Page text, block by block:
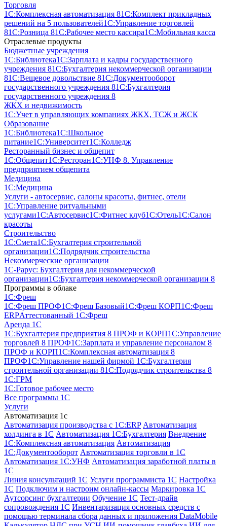
Торговля
1С:Комплексная автоматизация 81С:Комплект прикладных
решений на 5 пользователей1С:Управление торговлей
81С:Розница 81С:Рабочее место кассира1С:Мобильная касса
Отраслевые продукты
Бюджетные учреждения
1С:Библиотека1С:Зарплата и кадры государственного
учреждения 81С:Бухгалтерия некоммерческой организации
81С:Вещевое довольствие 81С:Документооборот
государственного учреждения 81С:Бухгалтерия
государственного учреждения 8
ЖКХ и недвижимость
1С:Учет в управляющих компаниях ЖКХ, ТСЖ и ЖСК
Образование
1С:Библиотека1С:Школьное
питание1С:Университет1С:Колледж
Ресторанный бизнес и общепит
1С:Общепит1С:Ресторан1С:УНФ 8. Управление
предприятием общепита
Медицина
1С:Медицина
Услуги - автосервис, cалоны красоты, фитнес, отели
1С:Управление ритуальными
услугами1С:Автосервис1С:Фитнес клуб1С:Отель1С:Салон
красоты
Строительство
1С:Смета1С:Бухгалтерия строительной
организации1С:Подрядчик строительства
Некоммерческие организации
1С-Рарус: Бухгалтерия для некоммерческой
организации1С:Бухгалтерия некоммерческой организации 8
Программы в облаке
1C:Фреш
1C:Фреш ПРОФ1C:Фреш Базовый1C:Фреш КОРП1C:Фреш
ERPАттестованный 1С:Фреш
Аренда 1С
1С:Бухгалтерия предприятия 8 ПРОФ и КОРП1С:Управление
торговлей 8 ПРОФ1С:Зарплата и управление персоналом 8
ПРОФ и КОРП1С:Комплексная автоматизация 8
ПРОФ1С:Управление нашей фирмой 1С:Бухгалтерия
строительной организации 81С:Подрядчик строительства 8
1С:ГРМ
1С:Готовое рабочее место
Все программы 1С
Услуги
Автоматизация 1с
Автоматизация производства с 1C:ERP Автоматизация
холдинга в 1С Автоматизация 1С:Бухгалтерия Внедрение
1С:Комплексная автоматизация Автоматизация
1С:Документооборот Автоматизация торговли в 1С
Автоматизация 1С:УНФ Автоматизация заработной платы в
1С
Линия консультаций 1С Услуги программиста 1С Настройка
1С Подключим и настроим онлайн-кассы Маркировка 1С
Аутсорсинг бухгалтерии Обучение 1С Тест-драйв
сопровождения 1С Инвентаризация основных средств с
помощью терминала сбора данных и приложения DataMobile